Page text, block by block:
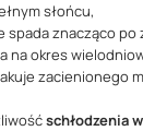
słońcu,
znacząco po
na okres
zacienionego
schłodzenia